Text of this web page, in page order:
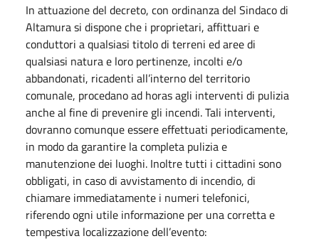
In attuazione del decreto, con ordinanza del Sindaco di
Altamura si dispone che i proprietari, affittuari e
conduttori a qualsiasi titolo di terreni ed aree di
qualsiasi natura e loro pertinenze, incolti e/o
abbandonati, ricadenti all’interno del territorio
comunale, procedano ad horas agli interventi di pulizia
anche al fine di prevenire gli incendi. Tali interventi,
dovranno comunque essere effettuati periodicamente,
in modo da garantire la completa pulizia e
manutenzione dei luoghi. Inoltre tutti i cittadini sono
obbligati, in caso di avvistamento di incendio, di
chiamare immediatamente i numeri telefonici,
riferendo ogni utile informazione per una corretta e
tempestiva localizzazione dell’evento: